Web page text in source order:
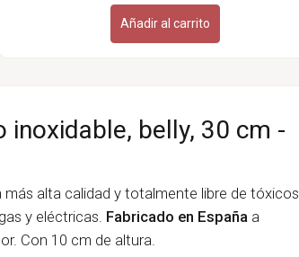
Añadir al carrito
inoxidable, belly, 30 cm -
más alta calidad y totalmente libre de tóxicos.
y eléctricas. Fabricado en España a
Con 10 cm de altura.